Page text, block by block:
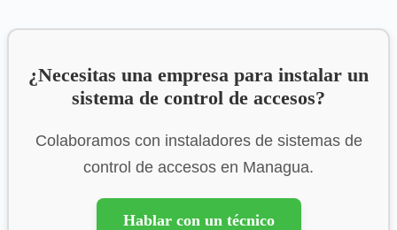
¿Necesitas una empresa para instalar un
sistema de control de accesos?
Colaboramos con instaladores de sistemas de
control de accesos en Managua.
Hablar con un técnico